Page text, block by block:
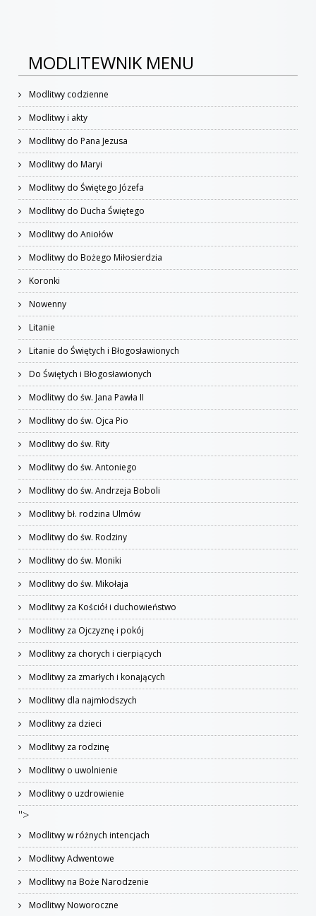
MODLITEWNIK MENU
Modlitwy codzienne
Modlitwy i akty
Modlitwy do Pana Jezusa
Modlitwy do Maryi
Modlitwy do Świętego Józefa
Modlitwy do Ducha Świętego
Modlitwy do Aniołów
Modlitwy do Bożego Miłosierdzia
Koronki
Nowenny
Litanie
Litanie do Świętych i Błogosławionych
Do Świętych i Błogosławionych
Modlitwy do św. Jana Pawła II
Modlitwy do św. Ojca Pio
Modlitwy do św. Rity
Modlitwy do św. Antoniego
Modlitwy do św. Andrzeja Boboli
Modlitwy bł. rodzina Ulmów
Modlitwy do św. Rodziny
Modlitwy do św. Moniki
Modlitwy do św. Mikołaja
Modlitwy za Kościół i duchowieństwo
Modlitwy za Ojczyznę i pokój
Modlitwy za chorych i cierpiących
Modlitwy za zmarłych i konających
Modlitwy dla najmłodszych
Modlitwy za dzieci
Modlitwy za rodzinę
Modlitwy o uwolnienie
Modlitwy o uzdrowienie
">
Modlitwy w różnych intencjach
Modlitwy Adwentowe
Modlitwy na Boże Narodzenie
Modlitwy Noworoczne